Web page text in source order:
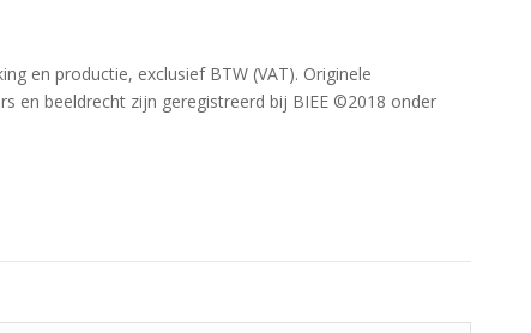
en productie, exclusief BTW (VAT). Originele
en beeldrecht zijn geregistreerd bij BIEE ©2018 onder